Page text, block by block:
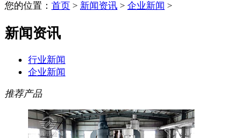
您的位置： 首页 > 新闻资讯 > 企业新闻 >
新闻资讯
行业新闻
企业新闻
推荐产品